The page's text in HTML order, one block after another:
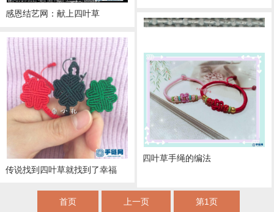
感恩结艺网：献上四叶草
传说找到四叶草就找到了幸福
四叶草手绳的编法
首页 上一页 第1页